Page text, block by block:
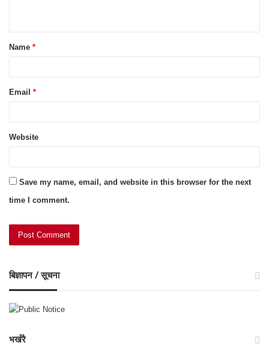
t
*Name *
Email *
Website
Save my name, email, and website in this browser for the next
time I comment.
बिज्ञापन / सूचना
भर्खरै